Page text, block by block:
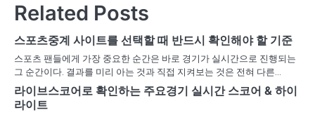
Related Posts
스포츠중계 사이트를 선택할 때 반드시 확인해야 할 기준
스포츠 팬들에게 가장 중요한 순간은 바로 경기가 실시간으로 진행되는
그 순간이다. 결과를 미리 아는 것과 직접 지켜보는 것은 전혀 다른…
라이브스코어로 확인하는 주요경기 실시간 스코어 & 하이
라이트